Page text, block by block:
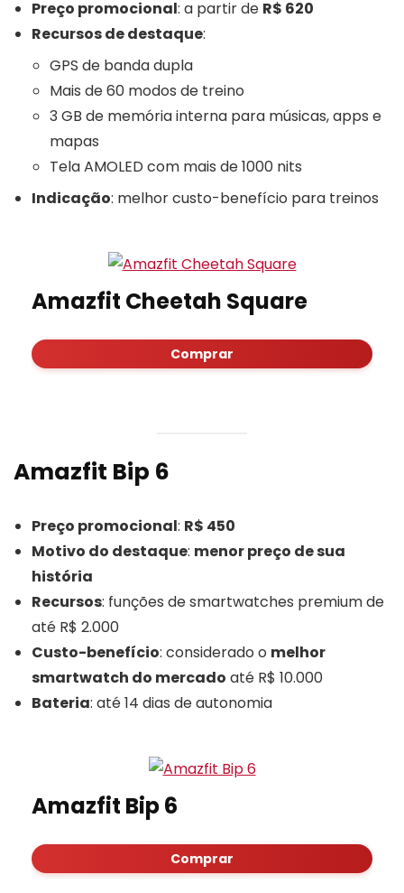
Preço promocional: a partir de R$ 620
Recursos de destaque:
GPS de banda dupla
Mais de 60 modos de treino
3 GB de memória interna para músicas, apps e
mapas
Tela AMOLED com mais de 1000 nits
Indicação: melhor custo-benefício para treinos
Amazfit Cheetah Square
Comprar
Amazfit Bip 6
Preço promocional: R$ 450
Motivo do destaque: menor preço de sua
história
Recursos: funções de smartwatches premium de
até R$ 2.000
Custo-benefício: considerado o melhor
smartwatch do mercado até R$ 10.000
Bateria: até 14 dias de autonomia
Amazfit Bip 6
Comprar